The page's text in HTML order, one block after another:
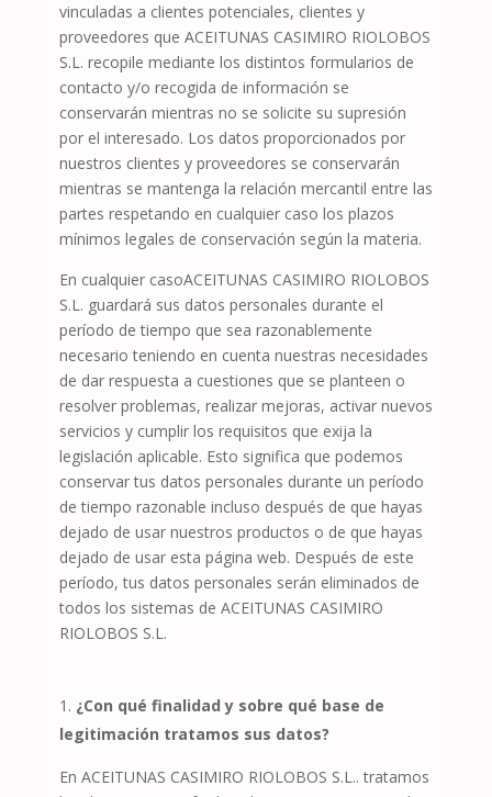
vinculadas a clientes potenciales, clientes y
proveedores que ACEITUNAS CASIMIRO RIOLOBOS
S.L. recopile mediante los distintos formularios de
contacto y/o recogida de información se
conservarán mientras no se solicite su supresión
por el interesado. Los datos proporcionados por
nuestros clientes y proveedores se conservarán
mientras se mantenga la relación mercantil entre las
partes respetando en cualquier caso los plazos
mínimos legales de conservación según la materia.
En cualquier casoACEITUNAS CASIMIRO RIOLOBOS
S.L. guardará sus datos personales durante el
período de tiempo que sea razonablemente
necesario teniendo en cuenta nuestras necesidades
de dar respuesta a cuestiones que se planteen o
resolver problemas, realizar mejoras, activar nuevos
servicios y cumplir los requisitos que exija la
legislación aplicable. Esto significa que podemos
conservar tus datos personales durante un período
de tiempo razonable incluso después de que hayas
dejado de usar nuestros productos o de que hayas
dejado de usar esta página web. Después de este
período, tus datos personales serán eliminados de
todos los sistemas de ACEITUNAS CASIMIRO
RIOLOBOS S.L.
¿Con qué finalidad y sobre qué base de
legitimación tratamos sus datos?
En ACEITUNAS CASIMIRO RIOLOBOS S.L.. tratamos